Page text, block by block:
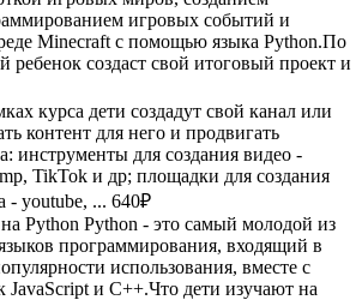
игровых событий и
Minecraft с помощью языка Python.По
ребенок создаст свой итоговый проект и
курса дети создадут свой канал или
контент для него и продвигать
инструменты для создания видео -
TikTok и др; площадки для создания
- youtube, ... 640₽
Python Python - это самый молодой из
программирования, входящий в
использования, вместе с
JavaScript и C++.Что дети изучают на